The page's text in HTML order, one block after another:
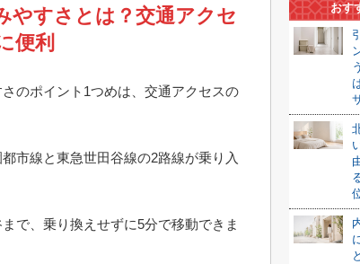
やすさとは？交通アクセ
便利
のポイント1つめは、交通アクセスの
市線と東急世田谷線の2路線が乗り入
で、乗り換えせずに5分で移動できま
おす